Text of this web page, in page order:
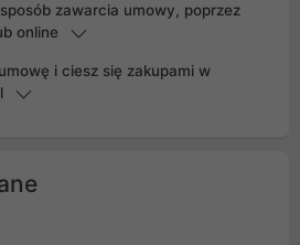
zawarcia umowy, poprzez
online
i ciesz się zakupami w